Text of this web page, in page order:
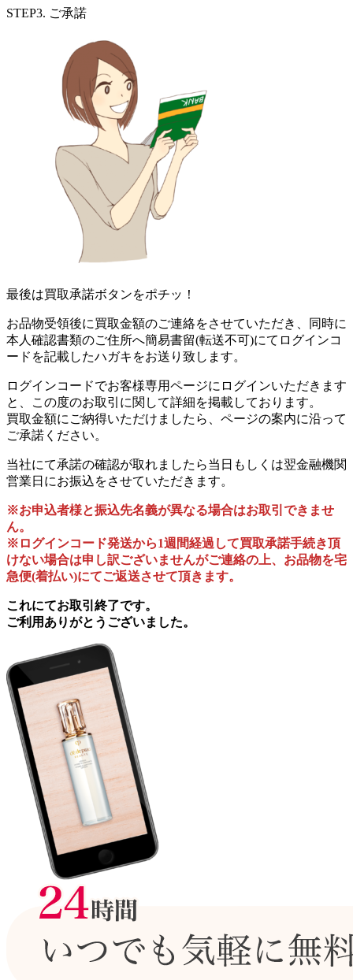
STEP3. ご承諾
最後は買取承諾ボタンをポチッ！
お品物受領後に買取金額のご連絡をさせていただき、同時に
本人確認書類のご住所へ簡易書留(転送不可)にてログインコ
ードを記載したハガキをお送り致します。
ログインコードでお客様専用ページにログインいただきます
と、この度のお取引に関して詳細を掲載しております。
買取金額にご納得いただけましたら、ページの案内に沿って
ご承諾ください。
当社にて承諾の確認が取れましたら当日もしくは翌金融機関
営業日にお振込をさせていただきます。
※お申込者様と振込先名義が異なる場合はお取引できませ
ん。
※ログインコード発送から1週間経過して買取承諾手続き頂
けない場合は申し訳ございませんがご連絡の上、お品物を宅
急便(着払い)にてご返送させて頂きます。
これにてお取引終了です。
ご利用ありがとうございました。